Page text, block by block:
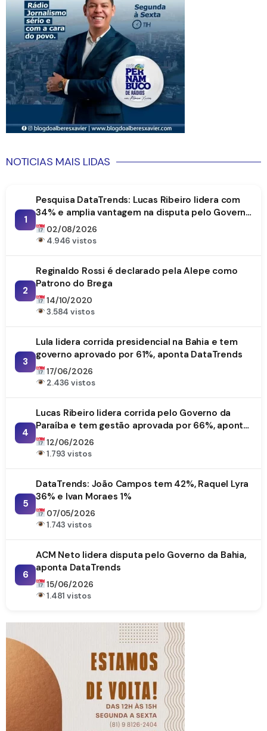
NOTICIAS MAIS LIDAS
1
Pesquisa DataTrends: Lucas Ribeiro lidera com
34% e amplia vantagem na disputa pelo Governo
da Paraíba
02/08/2026
4.946 vistos
2
Reginaldo Rossi é declarado pela Alepe como
Patrono do Brega
14/10/2020
3.584 vistos
3
Lula lidera corrida presidencial na Bahia e tem
governo aprovado por 61%, aponta DataTrends
17/06/2026
2.436 vistos
4
Lucas Ribeiro lidera corrida pelo Governo da
Paraíba e tem gestão aprovada por 66%, aponta
DataTrends
12/06/2026
1.793 vistos
5
DataTrends: João Campos tem 42%, Raquel Lyra
36% e Ivan Moraes 1%
07/05/2026
1.743 vistos
6
ACM Neto lidera disputa pelo Governo da Bahia,
aponta DataTrends
15/06/2026
1.481 vistos